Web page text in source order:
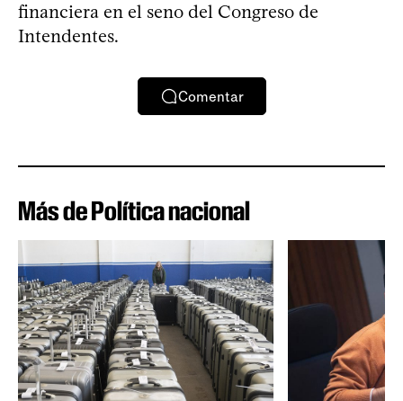
financiera en el seno del Congreso de
Intendentes.
Comentar
Más de Política nacional